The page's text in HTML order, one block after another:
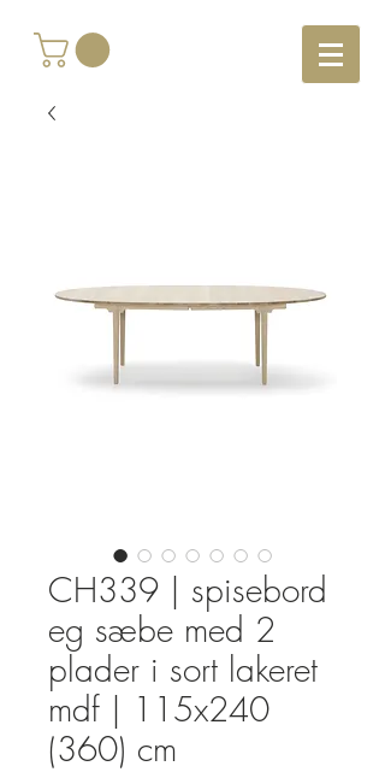
CH339 | spisebord
eg sæbe med 2
plader i sort lakeret
mdf | 115x240
(360) cm